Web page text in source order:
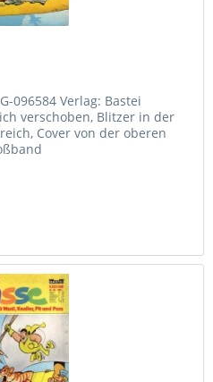
096584 Verlag: Bastei
verschoben, Blitzer in der
Cover von der oberen